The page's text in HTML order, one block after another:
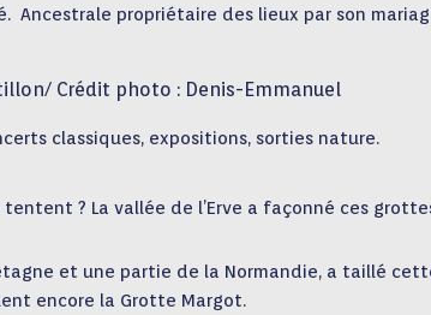
Ancestrale propriétaire des lieux par son
Crédit photo : Denis-Emmanuel
classiques, expositions, sorties nature.
? La vallée de l’Erve a façonné ces
et une partie de la Normandie, a taillé
encore la Grotte Margot.